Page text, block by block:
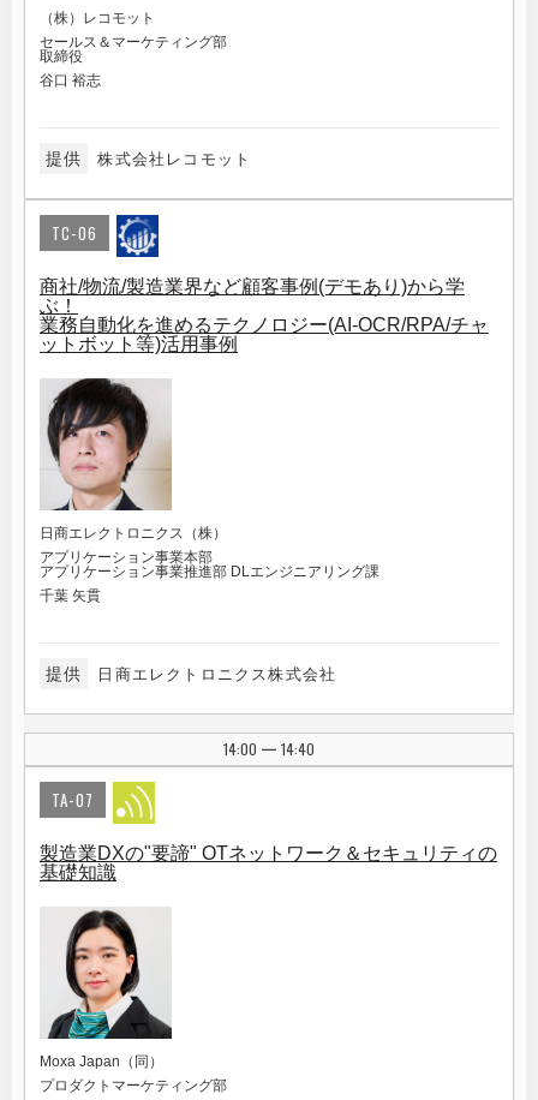
（株）レコモット
セールス＆マーケティング部
取締役
谷口 裕志
提供 株式会社レコモット
TC-06
商社/物流/製造業界など顧客事例(デモあり)から学
ぶ！
業務自動化を進めるテクノロジー(AI-OCR/RPA/チャ
ットボット等)活用事例
日商エレクトロニクス（株）
アプリケーション事業本部
アプリケーション事業推進部 DLエンジニアリング課
千葉 矢貫
提供 日商エレクトロニクス株式会社
14:00 | 14:40
TA-07
製造業DXの"要諦" OTネットワーク＆セキュリティの
基礎知識
Moxa Japan（同）
プロダクトマーケティング部